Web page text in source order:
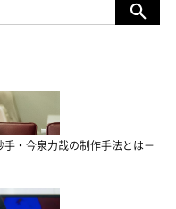
・今泉力哉の制作手法とは－